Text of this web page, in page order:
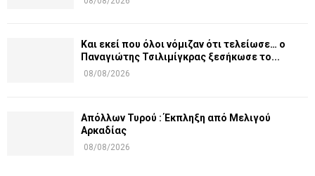
Και εκεί που όλοι νόμιζαν ότι τελείωσε… ο
Παναγιώτης Τσιλιμίγκρας ξεσήκωσε το...
08/08/2026
Απόλλων Τυρού : Έκπληξη από Μελιγού
Αρκαδίας
08/08/2026